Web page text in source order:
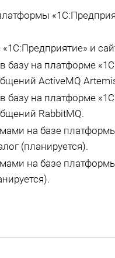
и
базу на платформе
ActiveMQ
базу на платформе
RabbitMQ.
на базе
(планируется).
на базе